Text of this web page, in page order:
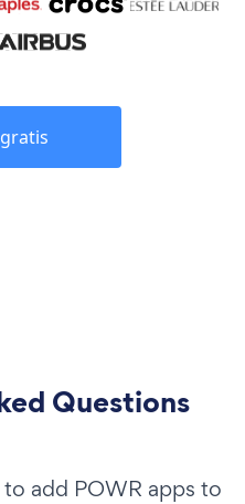
Questions
add POWR apps to